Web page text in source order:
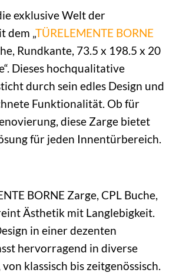
exklusive Welt der
dem „TÜRELEMENTE BORNE
Rundkante, 73.5 x 198.5 x 20
Dieses hochqualitative
durch sein edles Design und
Funktionalität. Ob für
diese Zarge bietet
für jeden Innentürbereich.
BORNE Zarge, CPL Buche,
Ästhetik mit Langlebigkeit.
in einer dezenten
hervorragend in diverse
klassisch bis zeitgenössisch.